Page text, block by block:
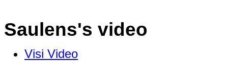
Saulens's video
Visi Video